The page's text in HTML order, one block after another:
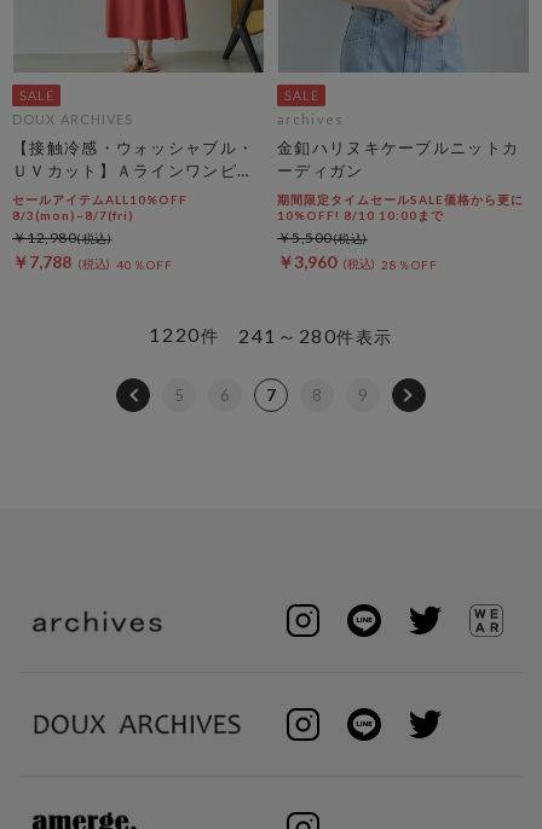
DOUX ARCHIVES
【接触冷感・ウォッシャブル・
ＵＶカット】Ａラインワンピー
ス
セールアイテムALL10%OFF
8/3(mon)~8/7(fri)
￥7,788 40％OFF
￥12,980
archives
金釦ハリヌキケーブルニットカ
ーディガン
期間限定タイムセールSALE価格から更に
10%OFF! 8/10 10:00まで
￥3,960 28％OFF
￥5,500
241～280件表示
1220件
5 6 7 8 9